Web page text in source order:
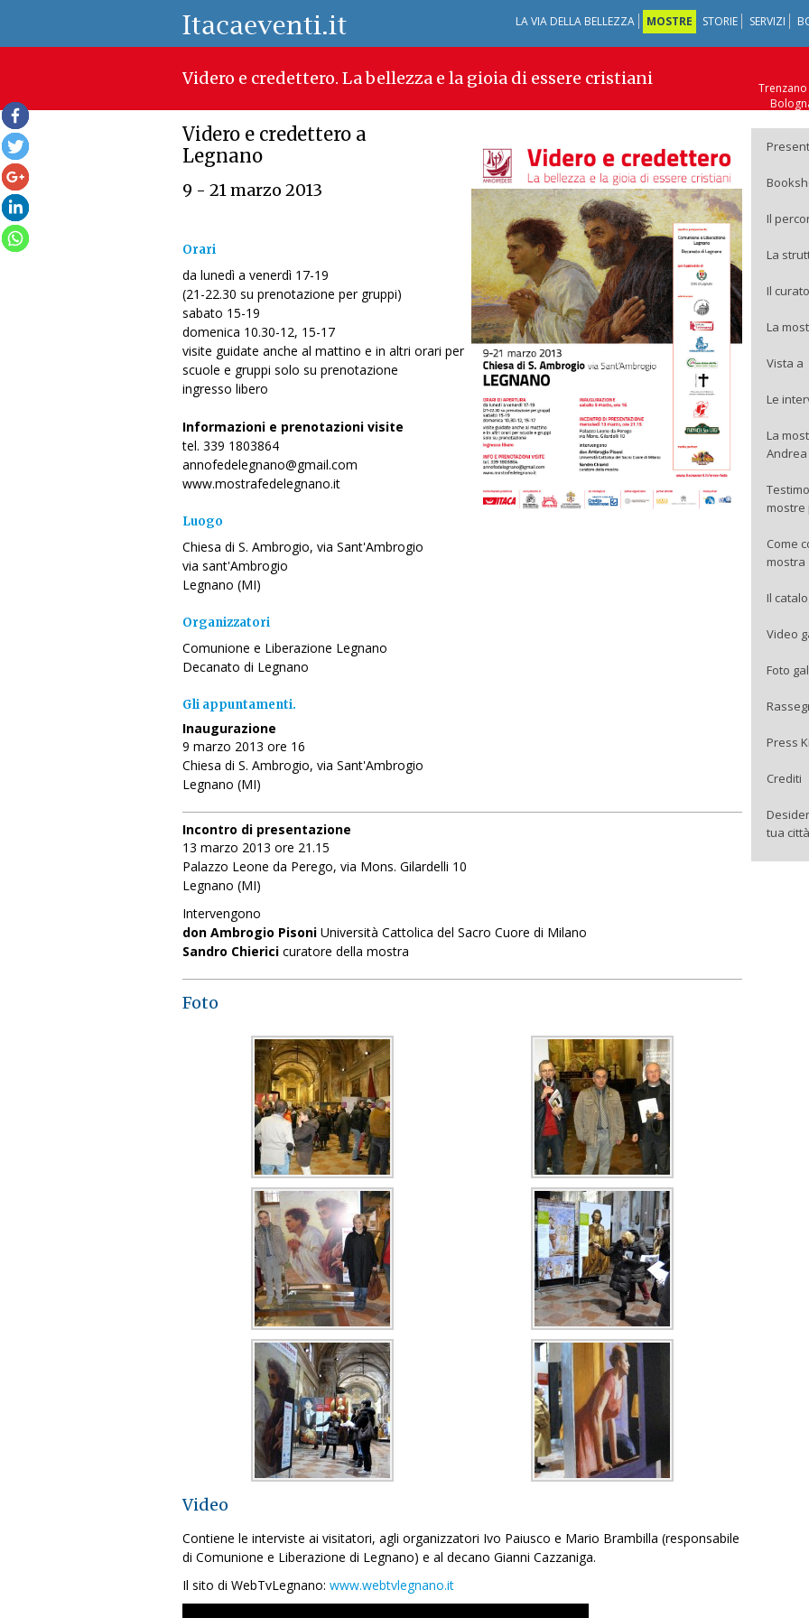
LA VIA DELLA BELLEZZA MOSTRE STORIE SERVIZI
Videro e credettero. La bellezza e la gioia di essere cristiani
Trenzano
Videro e credettero a
Legnano
9 - 21 marzo 2013
Orari
da lunedì a venerdì 17-19
(21-22.30 su prenotazione per gruppi)
sabato 15-19
domenica 10.30-12, 15-17
visite guidate anche al mattino e in altri orari per
scuole e gruppi solo su prenotazione
ingresso libero
Informazioni e prenotazioni visite
tel. 339 1803864
annofedelegnano@gmail.com
www.mostrafedelegnano.it
Luogo
Chiesa di S. Ambrogio, via Sant'Ambrogio
via sant'Ambrogio
Legnano (MI)
Organizzatori
Comunione e Liberazione Legnano
Decanato di Legnano
Gli appuntamenti.
Inaugurazione
9 marzo 2013 ore 16
Chiesa di S. Ambrogio, via Sant'Ambrogio
Legnano (MI)
Incontro di presentazione
13 marzo 2013 ore 21.15
Palazzo Leone da Perego, via Mons. Gilardelli 10
Legnano (MI)
Intervengono
don Ambrogio Pisoni Università Cattolica del Sacro Cuore di Milano
Sandro Chierici curatore della mostra
Foto
Video
Contiene le interviste ai visitatori, agli organizzatori Ivo Paiusco e Mario Brambilla (responsabile
di Comunione e Liberazione di Legnano) e al decano Gianni Cazzaniga.
Il sito di WebTvLegnano: www.webtvlegnano.it
Il
La
Il
La
Vista a
Le
La
mostre
Come
mostra
Il
Video
Foto
Press
Crediti
tua